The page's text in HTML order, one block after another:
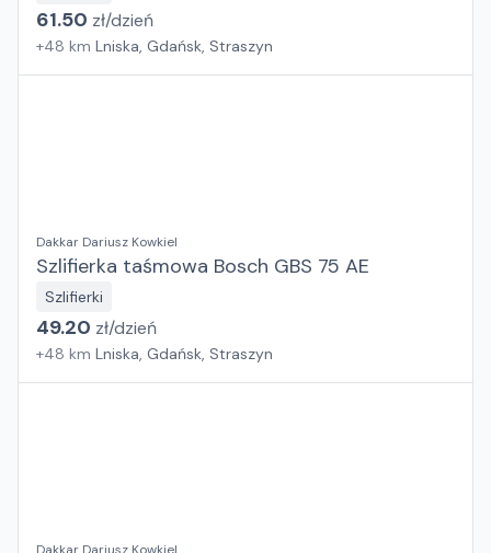
61.50 zł/dzień
+48 km Lniska, Gdańsk, Straszyn
Dakkar Dariusz Kowkiel
Szlifierka taśmowa Bosch GBS 75 AE
Szlifierki
49.20 zł/dzień
+48 km Lniska, Gdańsk, Straszyn